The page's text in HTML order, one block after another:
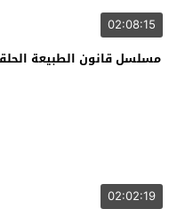
02:08:15
مسلسل قانون الطبيعة
02:02:19